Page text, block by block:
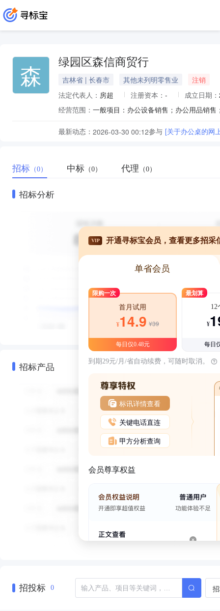
森 绿园区森信商贸行
吉林省 | 长春市 其他未列明零售业
注销
法定代表人： 房超 注册资本： - 成立日期：
经营范围：
最新动态： 2026-03-30 00:12参与 [关于办公桌的网
招标 （0） 中标 （0） 代理 （0）
招标分析
招标产品
VIP 开通寻标宝会员，查看更多招采
单省会员
限购一次
首月试用
¥14.9 ¥39
每日仅0.48元
最划算
12
¥
每日
到期29元/月/省自动续费，可随时取消。
标讯详情查看
关键电话直连
甲方分析查询
会员尊享权益
招投标 0